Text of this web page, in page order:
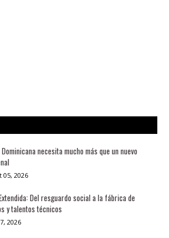
necesita mucho más que un nuevo
05, 2026
Del resguardo social a la fábrica de
y talentos técnicos
2026